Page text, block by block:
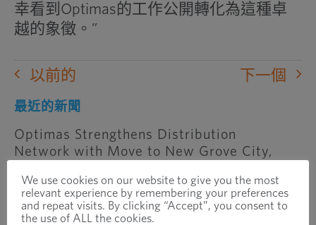
幸看到Optimas的工作公開轉化為這種卓
越的象徵。”
以前的 下一個
最近的新聞
Optimas Strengthens Distribution
Network with Move to New Grove City,
6 月 25, 2026
Optimas Solutions to Operate as
We use cookies on our website to give you the most
relevant experience by remembering your preferences
and repeat visits. By clicking “Accept”, you consent to
the use of ALL the cookies.